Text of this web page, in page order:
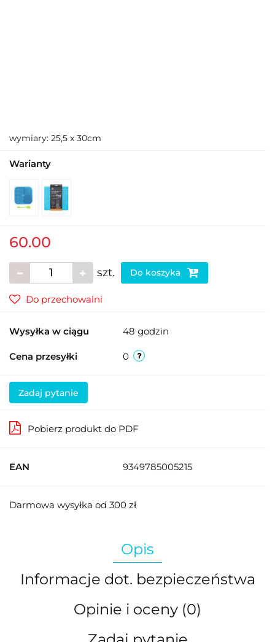
wymiary: 25,5 x 30cm
Warianty
60.00
szt. Do koszyka
Do przechowalni
Wysyłka w ciągu 48 godzin
Cena przesyłki 0
Zadaj pytanie
Pobierz produkt do PDF
EAN 9349785005215
Darmowa wysyłka od 300 zł
Opis
Informacje dot. bezpieczeństwa
Opinie i oceny (0)